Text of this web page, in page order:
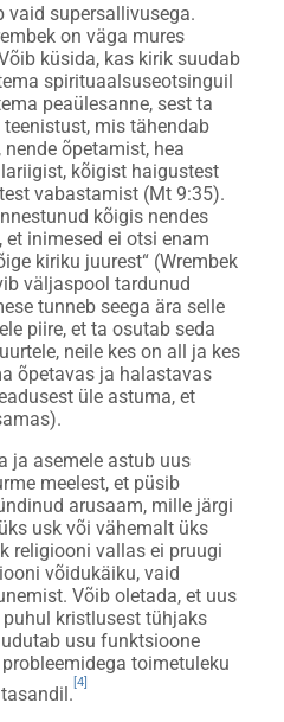
vaid supersallivusega.
on väga mures
küsida, kas kirik suudab
spirituaalsuseotsinguil
peaülesanne, sest ta
mis tähendab
õpetamist, hea
kõigist haigustest
vabastamist (Mt 9:35).
kõigis nendes
et inimesed ei otsi enam
kiriku juurest“ (Wrembek
väljaspool tardunud
tunneb seega ära selle
piire, et ta osutab seda
neile kes on all ja kes
õpetavas ja halastavas
üle astuma, et
ja asemele astub uus
meelest, et püsib
arusaam, mille järgi
usk või vähemalt üks
religiooni vallas ei pruugi
võidukäiku, vaid
Võib oletada, et uus
kristlusest tühjaks
usu funktsioone
toimetuleku
[4]